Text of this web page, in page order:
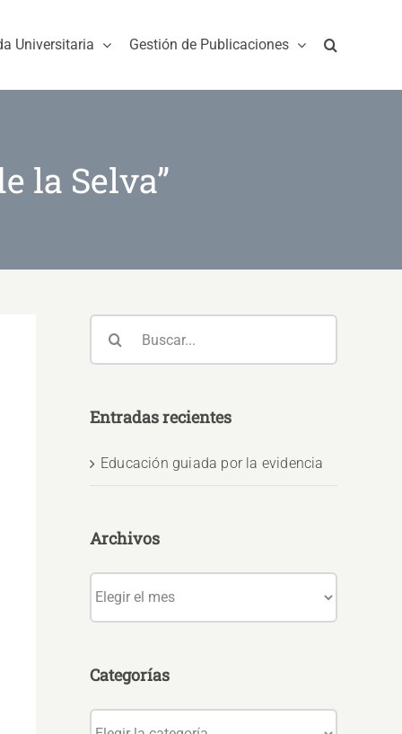
Universitaria Gestión de Publicaciones
la Selva”
Entradas recientes
Educación guiada por la evidencia
Archivos
Categorías